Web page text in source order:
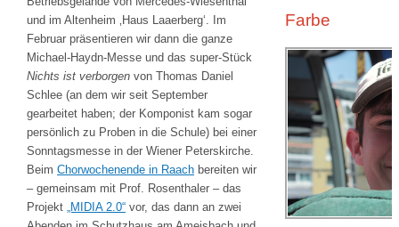
und im Altenheim ‚Haus Laaerberg‘. Im
Februar präsentieren wir dann die ganze
Michael-Haydn-Messe und das super-Stück
Nichts ist verborgen von Thomas Daniel
Schlee (an dem wir seit September
gearbeitet haben; der Komponist kam sogar
persönlich zu Proben in die Schule) bei einer
Sonntagsmesse in der Wiener Peterskirche.
Beim Chorwochenende in Raach bereiten wir
– gemeinsam mit Prof. Rosenthaler – das
Projekt „MIDIA 2.0“ vor, das dann an zwei
Farbe